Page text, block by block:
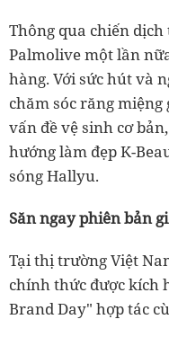
Thông qua chiến dịch
Palmolive một lần
hàng. Với sức hút và
chăm sóc răng
vấn đề vệ sinh cơ
hướng làm đẹp K-
sóng Hallyu.
Săn ngay phiên bản
Tại thị trường Việt
chính thức được kích
Brand Day" hợp tác